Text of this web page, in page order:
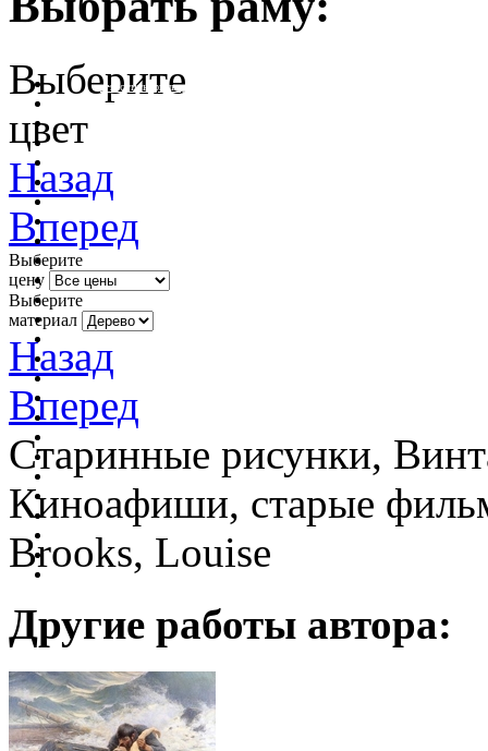
очистить фильтр цвета
Выберите
цвет
Назад
Вперед
Выберите
цену
Выберите
материал
Назад
Вперед
Старинные рисунки,
Киноафиши, старые
Brooks, Louise
Другие работы автора: